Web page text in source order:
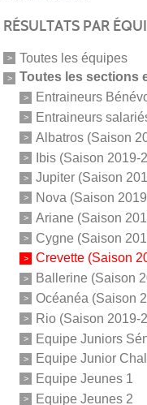
RÉSULTATS PAR
Toutes les équipes
Toutes les sections
Entraineurs
Entraineurs
Albatros (Saison
Ibis (Saison 2019-
Jupiter (Saison
Nova (Saison
Ariane (Saison
Cygne (Saison
Crevette (Saison
Ballerine (Saison
Océanéa (Saison
Rio (Saison 2019-
Equipe Juniors
Equipe Junior
Equipe Jeunes 1
Equipe Jeunes 2